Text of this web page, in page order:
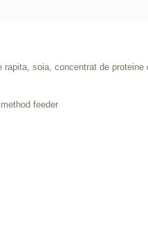
soia, concentrat de
feeder